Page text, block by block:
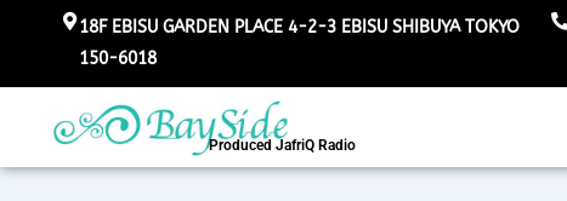
ッ
18F EBISU GARDEN PLACE 4-2-3 EBISU SHIBUYA TOKYO
150-6018
Produced JafriQ Radio